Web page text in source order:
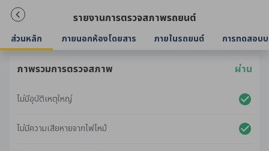
รายงานการตรวจสภาพรถยนต์
ส่วนหลัก ภายนอกห้องโดยสาร ภายในรถยนต์ การทดสอบ
ภาพรวมการตรวจสภาพ ผ่าน
ไม่มีอุบัติเหตุใหญ่
ไม่มีความเสียหายจากไฟไหม้